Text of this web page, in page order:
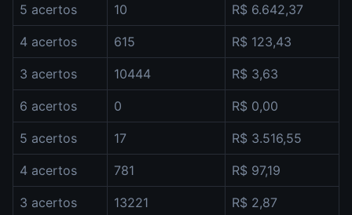
5 acertos 10 R$ 6.642,37
4 acertos 615 R$ 123,43
3 acertos 10444 R$ 3,63
6 acertos 0 R$ 0,00
5 acertos 17 R$ 3.516,55
4 acertos 781 R$ 97,19
3 acertos 13221 R$ 2,87